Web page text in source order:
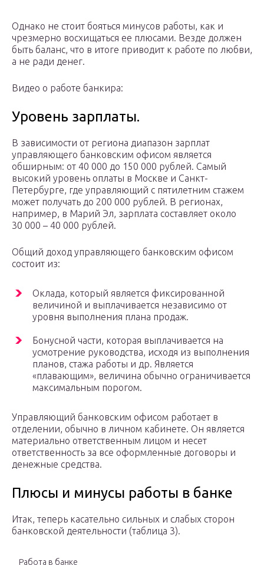
Однако не стоит бояться минусов работы, как и
чрезмерно восхищаться ее плюсами. Везде должен
быть баланс, что в итоге приводит к работе по любви,
а не ради денег.
Видео о работе банкира:
Уровень зарплаты.
В зависимости от региона диапазон зарплат
управляющего банковским офисом является
обширным: от 40 000 до 150 000 рублей. Самый
высокий уровень оплаты в Москве и Санкт-
Петербурге, где управляющий с пятилетним стажем
может получать до 200 000 рублей. В регионах,
например, в Марий Эл, зарплата составляет около
30 000 – 40 000 рублей.
Общий доход управляющего банковским офисом
состоит из:
Оклада, который является фиксированной
величиной и выплачивается независимо от
уровня выполнения плана продаж.
Бонусной части, которая выплачивается на
усмотрение руководства, исходя из выполнения
планов, стажа работы и др. Является
«плавающим», величина обычно ограничивается
максимальным порогом.
Управляющий банковским офисом работает в
отделении, обычно в личном кабинете. Он является
материально ответственным лицом и несет
ответственность за все оформленные договоры и
денежные средства.
Плюсы и минусы работы в банке
Итак, теперь касательно сильных и слабых сторон
банковской деятельности (таблица 3).
Работа в банке